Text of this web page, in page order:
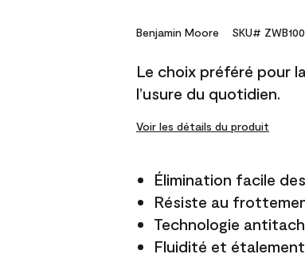
Benjamin Moore SKU#
Le choix préféré pour
l’usure du quotidien.
Voir les détails du produit
Élimination facile
Résiste au
Technologie
Fluidité et